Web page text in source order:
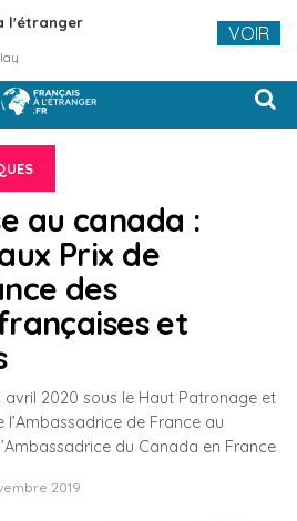
au canada :
Prix de
des
et
avril 2020 sous le Haut Patronage et
de France au
du Canada en France
2019
l'étranger VOIR